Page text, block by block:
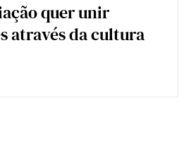
quer unir
através da cultura